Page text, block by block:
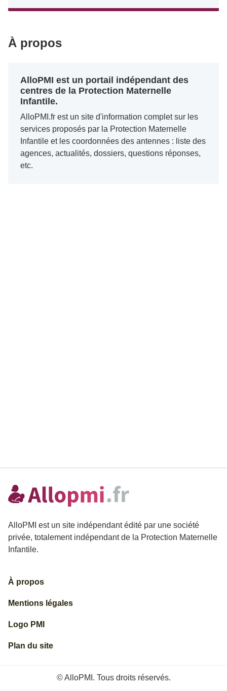
À propos
AlloPMI est un portail indépendant des
centres de la Protection Maternelle
Infantile.
AlloPMI.fr est un site d'information complet sur les
services proposés par la Protection Maternelle
Infantile et les coordonnées des antennes : liste des
agences, actualités, dossiers, questions réponses,
etc.
AlloPMI est un site indépendant édité par une société
privée, totalement indépendant de la Protection Maternelle
Infantile.
© AlloPMI. Tous droits réservés.
À propos
Mentions légales
Logo PMI
Plan du site